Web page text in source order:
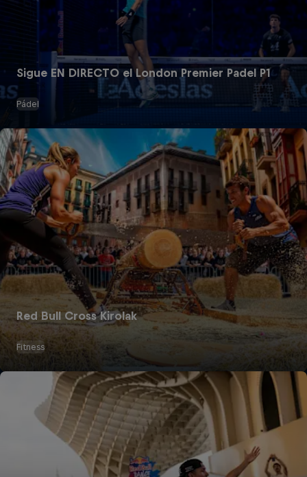
Sigue EN DIRECTO el London Premier Padel P1
Pádel
Red Bull Cross Kirolak
Fitness